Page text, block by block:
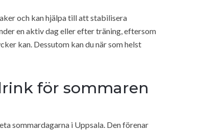
och kan hjälpa till att stabilisera
en aktiv dag eller efter träning, eftersom
kan. Dessutom kan du när som helst
för sommaren
sommardagarna i Uppsala. Den förenar